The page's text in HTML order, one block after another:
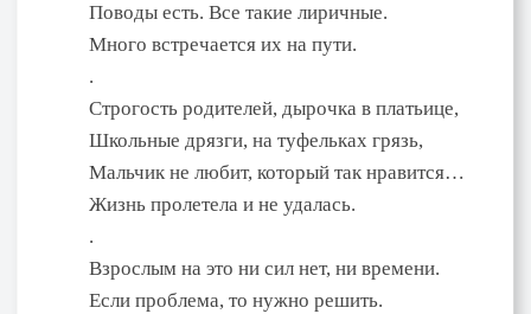
Поводы есть. Все такие лиричные.
Много встречается их на пути.
.
Строгость родителей, дырочка в платьице,
Школьные дрязги, на туфельках грязь,
Мальчик не любит, который так нравится…
Жизнь пролетела и не удалась.
.
Взрослым на это ни сил нет, ни времени.
Если проблема, то нужно решить.